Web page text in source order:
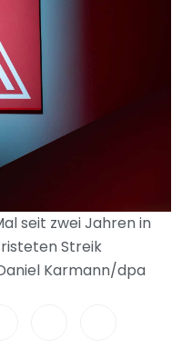
seit zwei Jahren in
Streik
Karmann/dpa